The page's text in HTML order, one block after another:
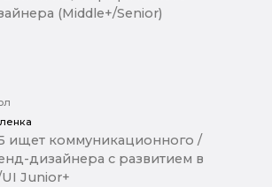
(Middle+/Senior)
ищет коммуникационного /
дизайнера с развитием в
UI Junior+